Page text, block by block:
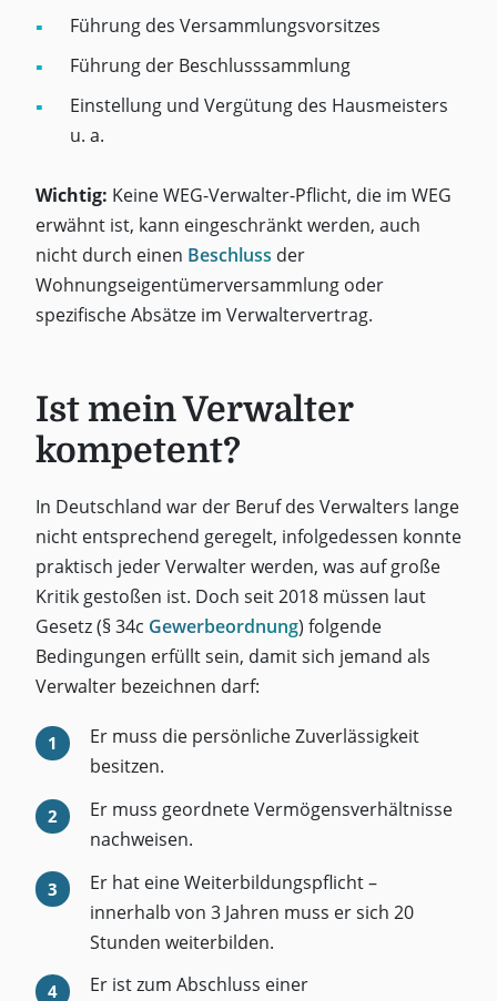
Führung des Versammlungsvorsitzes
Führung der Beschlusssammlung
Einstellung und Vergütung des Hausmeisters
u. a.
Wichtig: Keine WEG-Verwalter-Pflicht, die im WEG
erwähnt ist, kann eingeschränkt werden, auch
nicht durch einen Beschluss der
Wohnungseigentümerversammlung oder
spezifische Absätze im Verwaltervertrag.
Ist mein Verwalter
kompetent?
In Deutschland war der Beruf des Verwalters lange
nicht entsprechend geregelt, infolgedessen konnte
praktisch jeder Verwalter werden, was auf große
Kritik gestoßen ist. Doch seit 2018 müssen laut
Gesetz (§ 34c Gewerbeordnung) folgende
Bedingungen erfüllt sein, damit sich jemand als
Verwalter bezeichnen darf:
Er muss die persönliche Zuverlässigkeit
besitzen.
Er muss geordnete Vermögensverhältnisse
nachweisen.
Er hat eine Weiterbildungspflicht –
innerhalb von 3 Jahren muss er sich 20
Stunden weiterbilden.
Er ist zum Abschluss einer